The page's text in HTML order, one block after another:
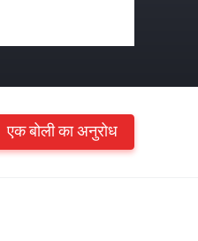
एक बोली का अनुरोध